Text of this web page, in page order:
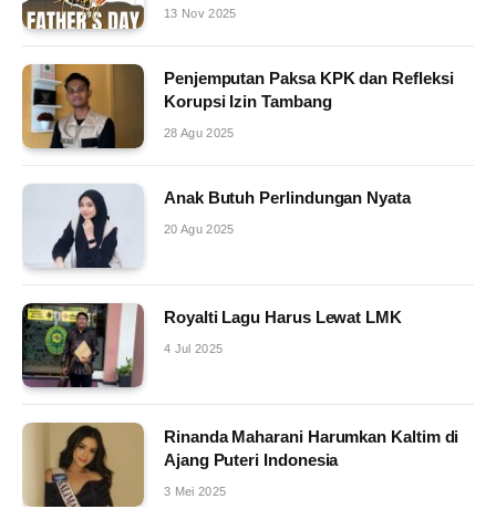
13 Nov 2025
Penjemputan Paksa KPK dan Refleksi
Korupsi Izin Tambang
28 Agu 2025
Anak Butuh Perlindungan Nyata
20 Agu 2025
Royalti Lagu Harus Lewat LMK
4 Jul 2025
Rinanda Maharani Harumkan Kaltim di
Ajang Puteri Indonesia
3 Mei 2025